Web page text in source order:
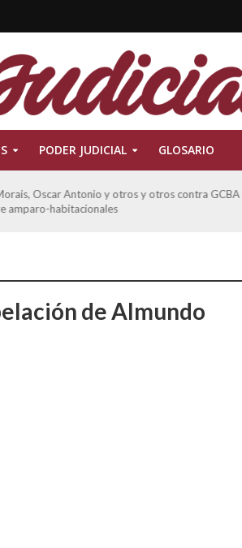
PODER JUDICIAL GLOSARIO
Pardo, Claudia Eva Edith y otros contra GCBA y
sobre amparo-ambiental
de Almundo